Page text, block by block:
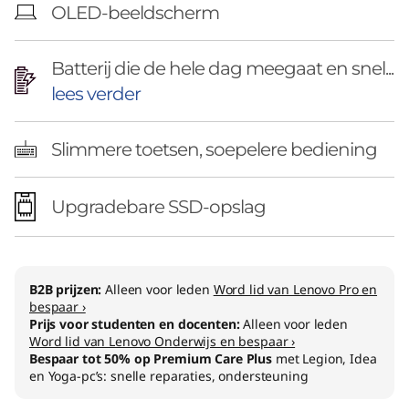
OLED-beeldscherm
Batterij die de hele dag meegaat en snel...
lees verder
Slimmere toetsen, soepelere bediening
Upgradebare SSD-opslag
B2B prijzen:Alleen voor leden Word lid van Lenovo Pro en
bespaar ›
Prijs voor studenten en docenten:Alleen voor leden
Word lid van Lenovo Onderwijs en bespaar ›
Bespaar tot 50% op Premium Care Plusmet Legion, Idea
en Yoga-pc’s: snelle reparaties, ondersteuning